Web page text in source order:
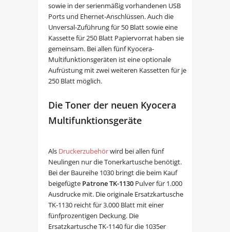
sowie in der serienmäßig vorhandenen USB
Ports und Ehernet-Anschlüssen. Auch die
Unversal-Zuführung für 50 Blatt sowie eine
Kassette für 250 Blatt Papiervorrat haben sie
gemeinsam. Bei allen fünf Kyocera-
Multifunktionsgeräten ist eine optionale
Aufrüstung mit zwei weiteren Kassetten für je
250 Blatt möglich.
Die Toner der neuen Kyocera
Multifunktionsgeräte
Als Druckerzubehörwird bei allen fünf
Neulingen nur die Tonerkartusche benötigt.
Bei der Baureihe 1030 bringt die beim Kauf
beigefügte Patrone TK-1130Pulver für 1.000
Ausdrucke mit. Die originale Ersatzkartusche
TK-1130 reicht für 3.000 Blatt mit einer
fünfprozentigen Deckung. Die
Ersatzkartusche TK-1140 für die 1035er